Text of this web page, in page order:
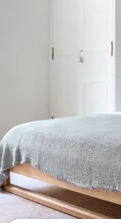
semaine